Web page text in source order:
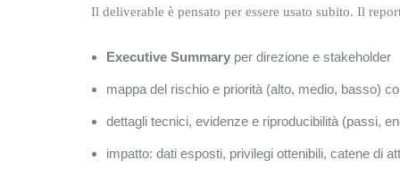
Il deliverable è pensato per essere usato subito. Il
Executive Summary per direzione e stakeholder
mappa del rischio e priorità (alto, medio, basso)
dettagli tecnici, evidenze e riproducibilità (passi,
impatto: dati esposti, privilegi ottenibili, catene di